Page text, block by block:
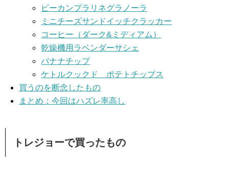
ピーカンプラリネグラノーラ
ミニチーズサンドイッチクラッカー
コーヒー（ダーク&ミディアム）
乾燥機用ラベンダーサシェ
バナナチップ
ケトルクックド ポテトチップス
買うのを断念したもの
まとめ：今回はハズレ率高し
トレジョーで買ったもの